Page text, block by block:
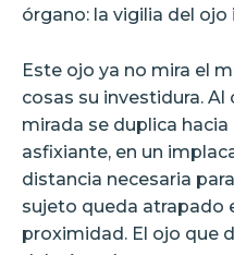
órgano: la vigilia del ojo
Este ojo ya no mira el
cosas su investidura. Al
mirada se duplica
asfixiante, en un
distancia necesaria
sujeto queda atrapado
proximidad. El ojo que